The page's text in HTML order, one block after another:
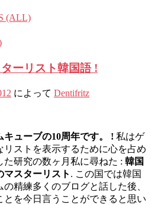
(ALL)
ーリスト韓国語 !
によって Dentifritz
ューブの10周年です。 ! 私はゲ
ストを表示するために心を占め
研究の数ヶ月私に尋ねた : 韓国
マスターリスト . この国では韓国
精練多くのブログと話した後、
を今日言うことができると思い